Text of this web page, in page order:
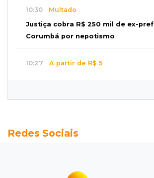
10:30 Multado
Justiça cobra R$ 250 mil de ex-
Corumbá por nepotismo
10:27 A partir de R$ 5
Operação mira contratos de Três
Redes Sociais